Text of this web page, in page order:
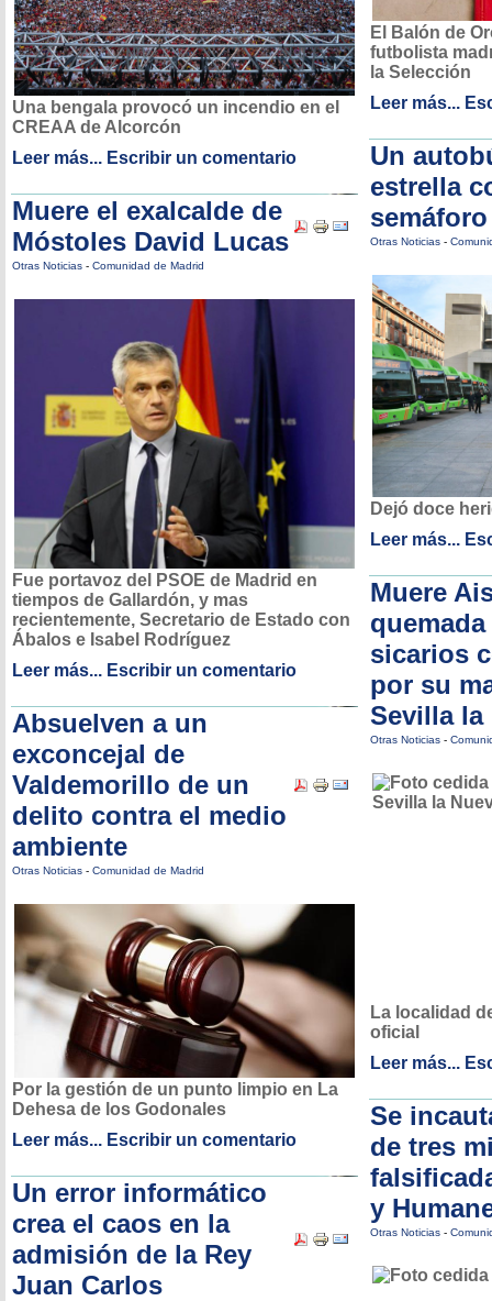
Una bengala provocó un incendio en el
CREAA de Alcorcón
Leer más... Escribir un comentario
Muere el exalcalde de
Móstoles David Lucas
Otras Noticias - Comunidad de Madrid
Fue portavoz del PSOE de Madrid en
tiempos de Gallardón, y mas
recientemente, Secretario de Estado con
Ábalos e Isabel Rodríguez
Leer más... Escribir un comentario
Absuelven a un
exconcejal de
Valdemorillo de un
delito contra el medio
ambiente
Otras Noticias - Comunidad de Madrid
Por la gestión de un punto limpio en La
Dehesa de los Godonales
Leer más... Escribir un comentario
Un error informático
crea el caos en la
admisión de la Rey
Juan Carlos
El Balón de
futbolista
la Selección
Leer más...
Un
estrella
Otras Noticias -
Dejó doce
Leer más...
Muere
sicarios
por su
Sevilla la
Otras Noticias -
La localidad
oficial
Leer más...
Se
de tres
y
Otras Noticias -